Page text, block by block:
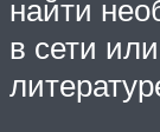
найти
в сети